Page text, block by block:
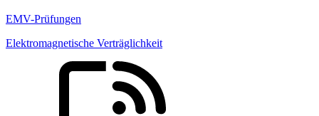
EMV-Prüfungen
Elektromagnetische Verträglichkeit